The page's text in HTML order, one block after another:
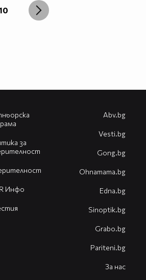
за
Инфо
Abv.bg
Vesti.bg
Gong.bg
Оhnamama.bg
Edna.bg
Sinoptik.bg
Grabo.bg
Pariteni.bg
За нас